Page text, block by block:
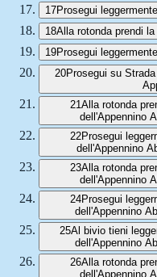
17Prosegui
18Alla rotonda prendi
19Prosegui
20Prosegui su
21Alla rotonda
dell'Appennino
22Prosegui
dell'Appennino
23Alla rotonda
dell'Appennino
24Prosegui
dell'Appennino
25Al bivio tieni
dell'Appennino
26Alla rotonda
dell'Appennino